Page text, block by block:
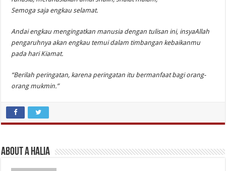
Semoga saja engkau selamat.
Andai engkau mengingatkan manusia dengan tulisan ini, insyaAllah
pengaruhnya akan engkau temui dalam timbangan kebaikanmu
pada hari Kiamat.
“Berilah peringatan, karena peringatan itu bermanfaat bagi orang-
orang mukmin.”
About A Halia